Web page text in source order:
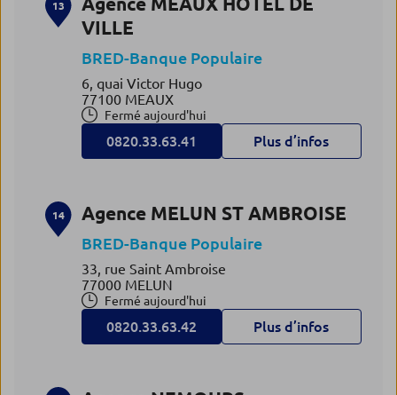
13
VILLE
BRED-Banque Populaire
6, quai Victor Hugo
77100 MEAUX
Fermé aujourd'hui
0820.33.63.41 Plus d’infos
14 Agence MELUN ST AMBROISE
BRED-Banque Populaire
33, rue Saint Ambroise
77000 MELUN
Fermé aujourd'hui
0820.33.63.42 Plus d’infos